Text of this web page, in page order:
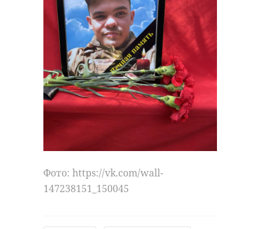
Фото: https://vk.com/wall-
147238151_150045